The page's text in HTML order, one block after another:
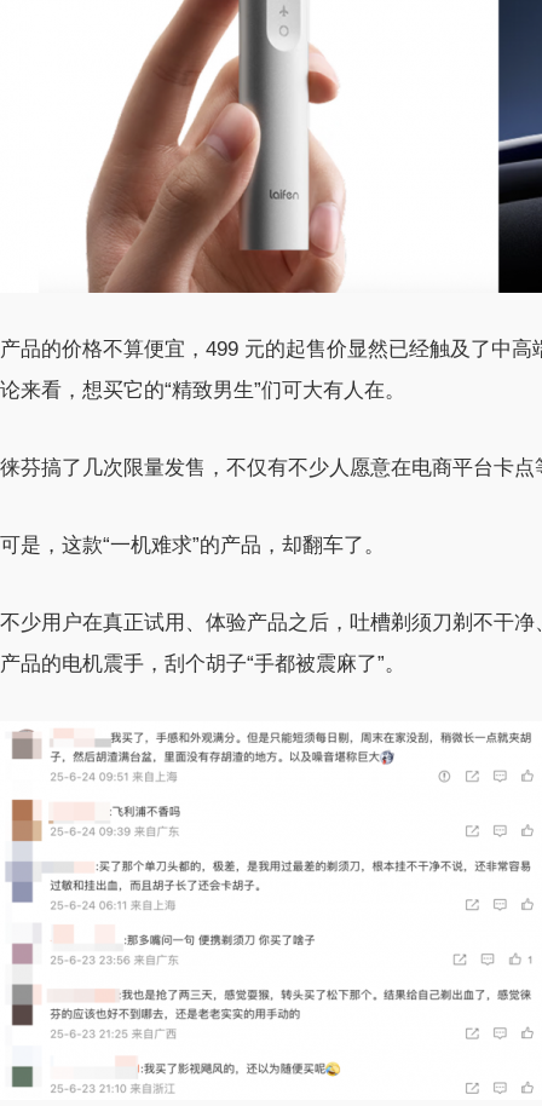
产品的价格不算便宜，499 元的起售价显然已经触及了中
论来看，想买它的“精致男生”们可大有人在。
徕芬搞了几次限量发售，不仅有不少人愿意在电商平台卡
可是，这款“一机难求”的产品，却翻车了。
不少用户在真正试用、体验产品之后，吐槽剃须刀剃不干
产品的电机震手，刮个胡子“手都被震麻了”。